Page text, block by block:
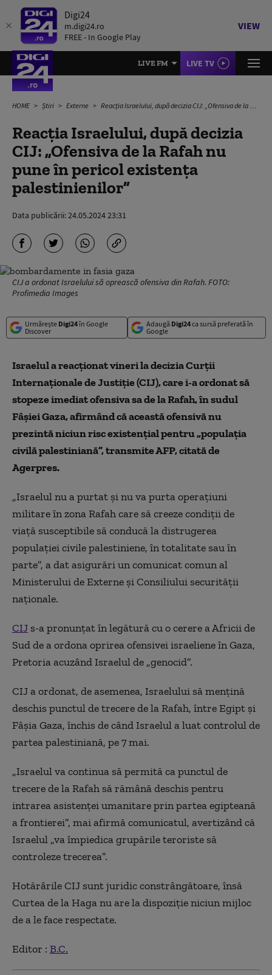
Digi24
m.digi24.ro
FREE - In Google Play
VIEW
LIVE FM LIVE TV
HOME Știri Externe Reacția Israelului, după decizia CIJ: „Ofensiva de la Rafah nu pune în pericol existenţa palestinienilor”
Reacția Israelului, după decizia
CIJ: „Ofensiva de la Rafah nu
pune în pericol existenţa
palestinienilor”
Data publicării:24.05.2024 23:31
CIJ a ordonat Israelului să oprească ofensiva din Rafah. FOTO:
Profimedia Images
Urmărește Digi24în Google
Discover
Adaugă Digi24ca sursă preferată în
Google
Israelul a reacţionat vineri la decizia Curţii
Internaţionale de Justiţie (CIJ), care i-a ordonat să
stopeze imediat ofensiva sa de la Rafah, în sudul
Fâşiei Gaza, afirmând că această ofensivă nu
prezintă niciun risc existenţial pentru „populaţia
civilă palestiniană”, transmite AFP, citată de
Agerpres.
„Israelul nu a purtat şi nu va purta operaţiuni
militare în zona Rafah care să creeze condiţii de
viaţă susceptibile să conducă la distrugerea
populaţiei civile palestiniene, în totalitate sau în
parte”, a dat asigurări un comunicat comun al
Ministerului de Externe şi Consiliului securităţii
naţionale.
CIJ s-a pronunţat în legătură cu o cerere a Africii de
Sud de a ordona oprirea ofensivei israeliene în Gaza,
Pretoria acuzând Israelul de „genocid”.
CIJ a ordonat, de asemenea, Israelului să menţină
deschis punctul de trecere de la Rafah, între Egipt şi
Fâşia Gaza, închis de când Israelul a luat controlul de
partea palestiniană, pe 7 mai.
„Israelul va continua să permită ca punctul de
trecere de la Rafah să rămână deschis pentru
intrarea asistenţei umanitare prin partea egipteană
a frontierei”, mai afirmă comunicatul, avertizând că
Israelul „va împiedica grupările teroriste să
controleze trecerea”.
Hotărârile CIJ sunt juridic constrângătoare, însă
Curtea de la Haga nu are la dispoziţie niciun mijloc
de a le face respectate.
Editor : B.C.